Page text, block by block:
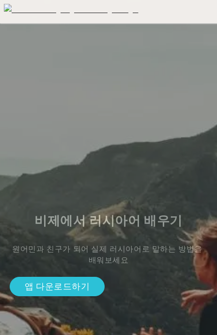
비제에서 러시아어 배우기
원어민과 친구가 되어 실제 러시아어로 말하는 방법을
배워보세요
앱 다운로드하기